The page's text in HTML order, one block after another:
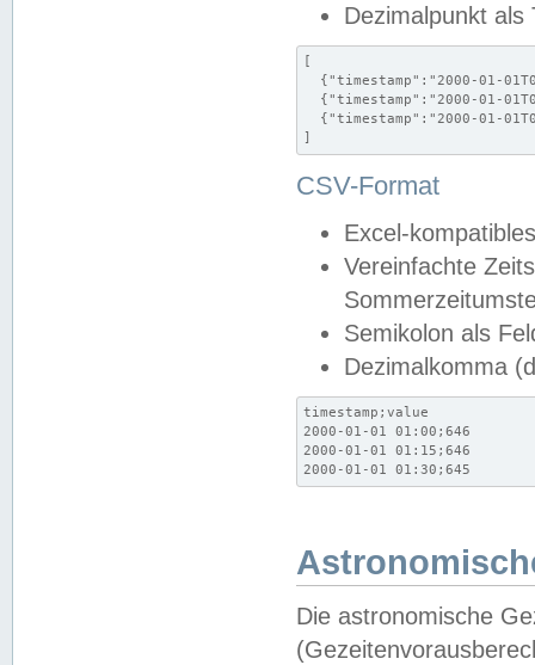
Dezimalpunkt als
[
{"timestamp":"2000-01-
{"timestamp":"2000-01-
{"timestamp":"2000-01-
]
CSV-Format
Excel-
Vereinfachte
Semikolon als
Dezimalkomma
timestamp;value
2000-01-01 01:00;646
2000-01-01 01:15;646
2000-01-01 01:30;645
Die astronomische